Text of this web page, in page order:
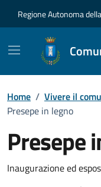
Regione Autonoma
Home / Vivere il
Presepe in legno
Presepe
Dettaglio
Inaugurazione ed